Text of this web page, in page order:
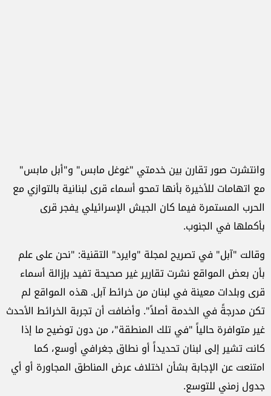
وانتشرت صور تقارن بين خدمتي "غوغل مابس" و"أبل مابس"
مع اتهامات للأخيرة بأنها تمحو أسماء قرى لبنانية بالتوازي مع
الحرب المستمرة فيما كان الجيش الإسرائيلي يفجر قرى
بأكملها في الجنوب.
وقالت "آبل" في تصريح لمجلة "وايرد" التقنية: "نحن على علم
بأن بعض المواقع نشرت تقارير غير صحيحة تفيد بإزالة أسماء
قرى وبلدات معينة في لبنان من خرائط آبل. هذه المواقع لم
تكن مدرجةً في الخدمة أصلاً". وأضافت أن تجربة الخرائط الأحدث
غير متوافرة حالياً "في تلك المنطقة"، من دون توضيح ما إذا
كانت تشير إلى لبنان تحديداً أو نطاق جغرافي أوسع، كما
امتنعت عن الإجابة بشأن اختلاف عرض المناطق المجاورة أو أي
جدول زمني للتوسع.